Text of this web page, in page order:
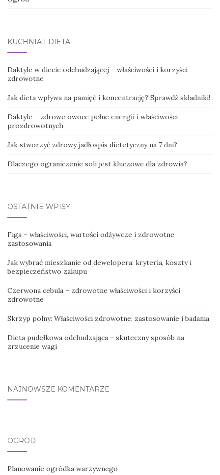
KUCHNIA I DIETA
Daktyle w diecie odchudzającej – właściwości i korzyści
zdrowotne
Jak dieta wpływa na pamięć i koncentrację? Sprawdź składniki!
Daktyle – zdrowe owoce pełne energii i właściwości
prozdrowotnych
Jak stworzyć zdrowy jadłospis dietetyczny na 7 dni?
Dlaczego ograniczenie soli jest kluczowe dla zdrowia?
OSTATNIE WPISY
Figa – właściwości, wartości odżywcze i zdrowotne
zastosowania
Jak wybrać mieszkanie od dewelopera: kryteria, koszty i
bezpieczeństwo zakupu
Czerwona cebula – zdrowotne właściwości i korzyści
zdrowotne
Skrzyp polny: Właściwości zdrowotne, zastosowanie i badania
Dieta pudełkowa odchudzająca – skuteczny sposób na
zrzucenie wagi
NAJNOWSZE KOMENTARZE
OGRÓD
Planowanie ogródka warzywnego